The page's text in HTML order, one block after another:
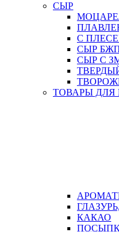
СЫР
С
СЫР
СЫР С
ТОВАРЫ ДЛЯ
КАКАО